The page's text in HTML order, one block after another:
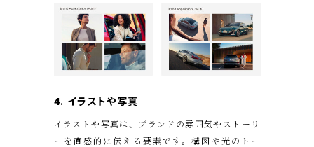
4. イラストや写真
イラストや写真は、ブランドの雰囲気やストーリ
ーを直感的に伝える要素です。構図や光のトー